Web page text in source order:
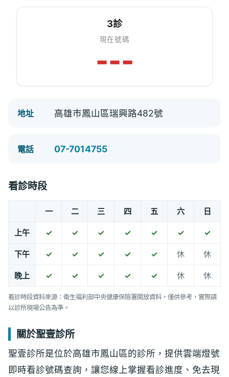
3診
現在號碼
---
地址 高雄市鳳山區瑞興路482號
電話 07-7014755
看診時段
一 二 三 四 五 六 日
上午 ✓ ✓ ✓ ✓ ✓ ✓ ✓
下午 ✓ ✓ ✓ ✓ ✓ 休 休
晚上 ✓ ✓ ✓ ✓ ✓ 休 休
看診時段資料來源：衛生福利部中央健康保險署開放資料，僅供參考，實際請
以診所現場公告為準。
關於聖壹診所
聖壹診所是位於高雄市鳳山區的診所，提供雲端燈號
即時看診號碼查詢，讓您線上掌握看診進度、免去現